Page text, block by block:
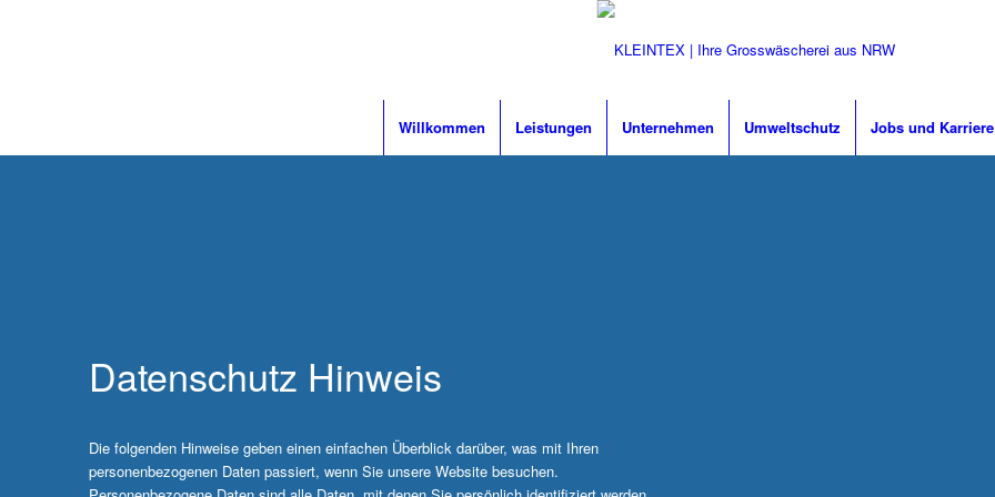
Willkommen Leistungen Unternehmen Umweltschutz Jobs und Karriere
Datenschutz Hinweis
Die folgenden Hinweise geben einen einfachen Überblick darüber, was mit Ihren
personenbezogenen Daten passiert, wenn Sie unsere Website besuchen.